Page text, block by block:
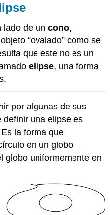
lado de uncono,
“ovalado” como se
que este no es un
elipse, una forma
por algunas de sus
definir una elipse es
la forma que
en un globo
globo uniformemente en